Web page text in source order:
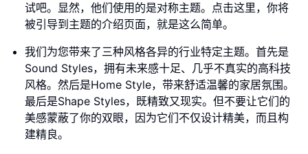
试吧。显然，他们使用的是对称主题。点击这里，你将
被引导到主题的介绍页面，就是这么简单。
我们为您带来了三种风格各异的行业特定主题。首先是
Sound Styles，拥有未来感十足、几乎不真实的高科技
风格。然后是Home Style，带来舒适温馨的家居氛围。
最后是Shape Styles，既精致又现实。但不要让它们的
美感蒙蔽了你的双眼，因为它们不仅设计精美，而且构
建精良。